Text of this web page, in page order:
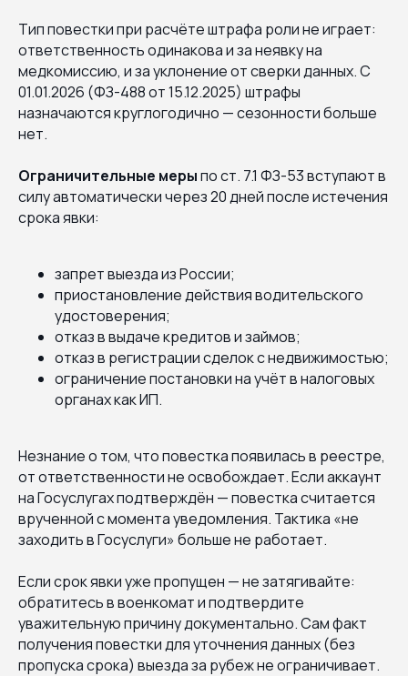
Тип повестки при расчёте штрафа роли не играет:
ответственность одинакова и за неявку на
медкомиссию, и за уклонение от сверки данных. С
01.01.2026 (ФЗ-488 от 15.12.2025) штрафы
назначаются круглогодично — сезонности больше
нет.
Ограничительные мерыпо ст. 7.1 ФЗ-53 вступают в
силу автоматически через 20 дней после истечения
срока явки:
запрет выезда из России;
приостановление действия водительского
удостоверения;
отказ в выдаче кредитов и займов;
отказ в регистрации сделок с недвижимостью;
ограничение постановки на учёт в налоговых
органах как ИП.
Незнание о том, что повестка появилась в реестре,
от ответственности не освобождает. Если аккаунт
на Госуслугах подтверждён — повестка считается
врученной с момента уведомления. Тактика «не
заходить в Госуслуги» больше не работает.
Если срок явки уже пропущен — не затягивайте:
обратитесь в военкомат и подтвердите
уважительную причину документально. Сам факт
получения повестки для уточнения данных (без
пропуска срока) выезда за рубеж не ограничивает.